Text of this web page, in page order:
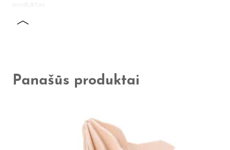
produktas.
Panašūs produktai